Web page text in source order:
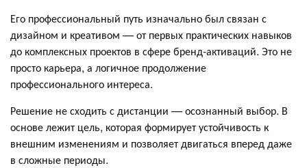
Его профессиональный путь изначально был связан с
дизайном и креативом — от первых практических навыков
до комплексных проектов в сфере бренд-активаций. Это не
просто карьера, а логичное продолжение
профессионального интереса.
Решение не сходить с дистанции — осознанный выбор. В
основе лежит цель, которая формирует устойчивость к
внешним изменениям и позволяет двигаться вперед даже
в сложные периоды.